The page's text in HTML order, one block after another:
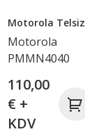
Motorola Telsiz
Motorola
PMMN4040
110,00
€ +
KDV